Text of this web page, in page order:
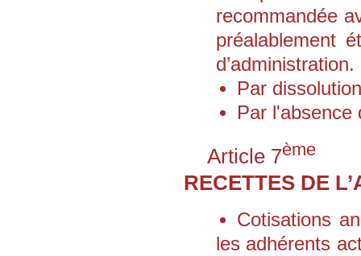
recommandée
préalablement
d’administration.
Par
Par l'absence
Article 7ème
RECETTES DE
Cotisations
les adhérents